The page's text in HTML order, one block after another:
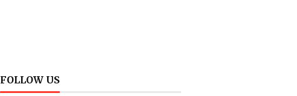
FOLLOW US